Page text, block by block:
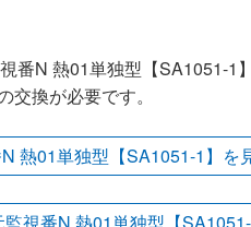
番N 熱01単独型【SA1051-1
換が必要です。
熱01単独型【SA1051-1】を